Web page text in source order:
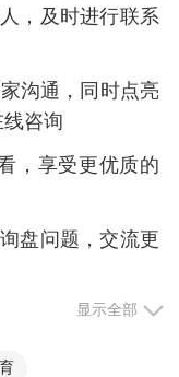
，及时进行联系
沟通，同时点亮
咨询
，享受更优质的
盘问题，交流更
显示全部